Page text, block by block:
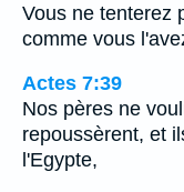
Vous ne tenterez
comme vous
Actes 7:39
Nos pères ne
repoussèrent, et
l'Egypte,